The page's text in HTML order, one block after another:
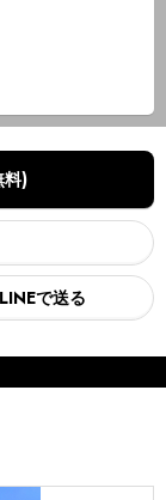
料)
LINEで送る